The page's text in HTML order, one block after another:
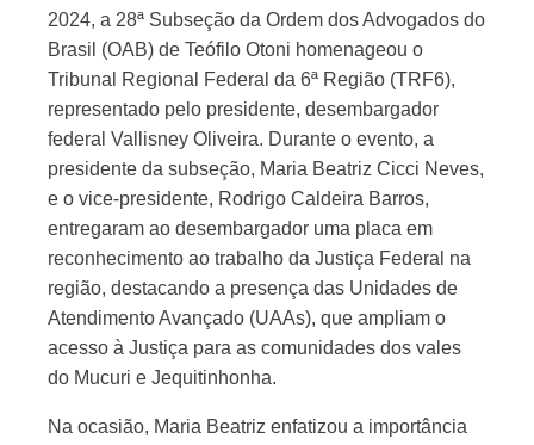
2024, a 28ª Subseção da Ordem dos Advogados do
Brasil (OAB) de Teófilo Otoni homenageou o
Tribunal Regional Federal da 6ª Região (TRF6),
representado pelo presidente, desembargador
federal Vallisney Oliveira. Durante o evento, a
presidente da subseção, Maria Beatriz Cicci Neves,
e o vice-presidente, Rodrigo Caldeira Barros,
entregaram ao desembargador uma placa em
reconhecimento ao trabalho da Justiça Federal na
região, destacando a presença das Unidades de
Atendimento Avançado (UAAs), que ampliam o
acesso à Justiça para as comunidades dos vales
do Mucuri e Jequitinhonha.
Na ocasião, Maria Beatriz enfatizou a importância